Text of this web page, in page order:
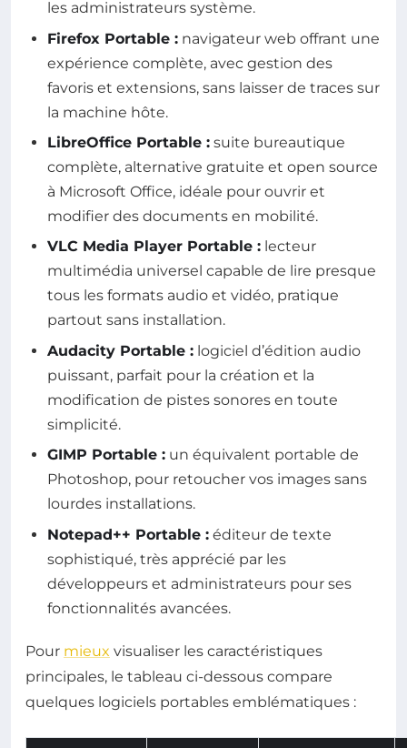
les administrateurs système.
Firefox Portable : navigateur web offrant une
expérience complète, avec gestion des
favoris et extensions, sans laisser de traces sur
la machine hôte.
LibreOffice Portable : suite bureautique
complète, alternative gratuite et open source
à Microsoft Office, idéale pour ouvrir et
modifier des documents en mobilité.
VLC Media Player Portable : lecteur
multimédia universel capable de lire presque
tous les formats audio et vidéo, pratique
partout sans installation.
Audacity Portable : logiciel d’édition audio
puissant, parfait pour la création et la
modification de pistes sonores en toute
simplicité.
GIMP Portable : un équivalent portable de
Photoshop, pour retoucher vos images sans
lourdes installations.
Notepad++ Portable : éditeur de texte
sophistiqué, très apprécié par les
développeurs et administrateurs pour ses
fonctionnalités avancées.
Pour mieux visualiser les caractéristiques
principales, le tableau ci-dessous compare
quelques logiciels portables emblématiques :